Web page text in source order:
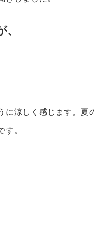
涼しく感じます。
。